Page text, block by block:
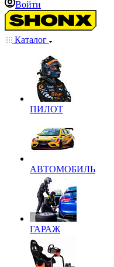
Войти
Каталог
ПИЛОТ
АВТОМОБИЛЬ
ГАРАЖ